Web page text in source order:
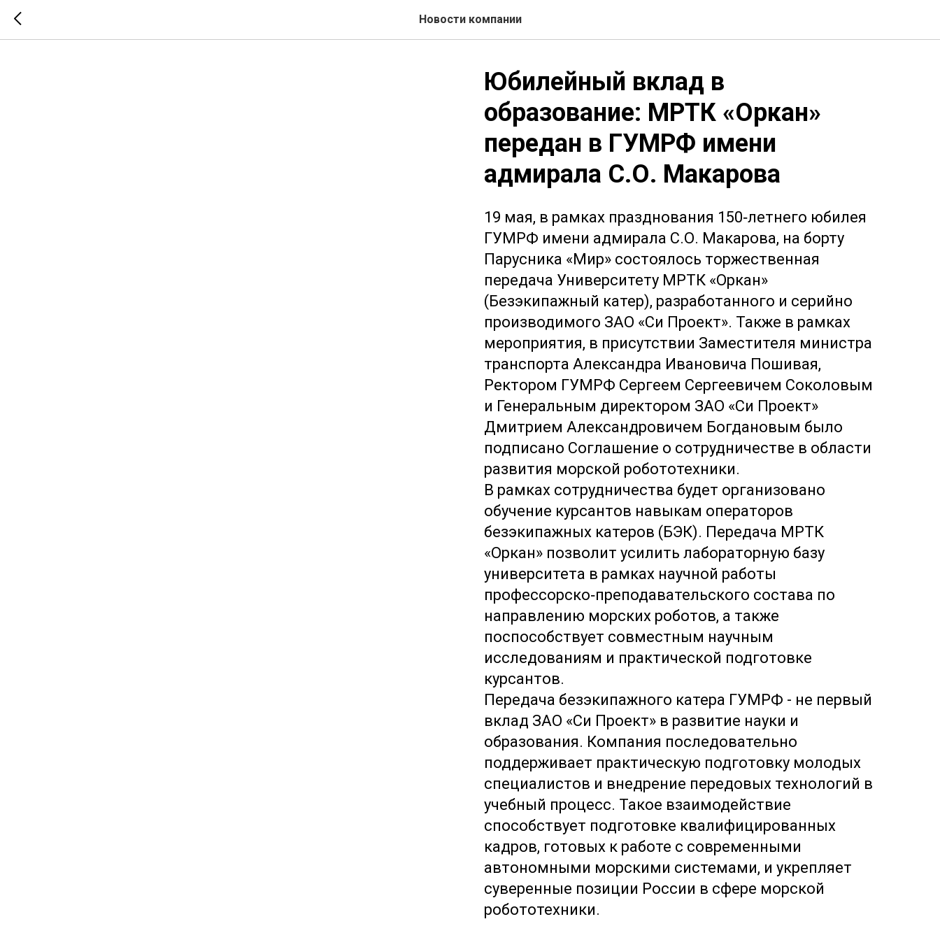
Новости компании
Юбилейный вклад в
образование: МРТК «Оркан»
передан в ГУМРФ имени
адмирала С.О. Макарова
19 мая, в рамках празднования 150‑летнего юбилея
ГУМРФ имени адмирала С.О. Макарова, на борту
Парусника «Мир» состоялось торжественная
передача Университету МРТК «Оркан»
(Безэкипажный катер), разработанного и серийно
производимого ЗАО «Си Проект». Также в рамках
мероприятия, в присутствии Заместителя министра
транспорта Александра Ивановича Пошивая,
Ректором ГУМРФ Сергеем Сергеевичем Соколовым
и Генеральным директором ЗАО «Си Проект»
Дмитрием Александровичем Богдановым было
подписано Соглашение о сотрудничестве в области
развития морской робототехники.
В рамках сотрудничества будет организовано
обучение курсантов навыкам операторов
безэкипажных катеров (БЭК). Передача МРТК
«Оркан» позволит усилить лабораторную базу
университета в рамках научной работы
профессорско‑преподавательского состава по
направлению морских роботов, а также
поспособствует совместным научным
исследованиям и практической подготовке
курсантов.
Передача безэкипажного катера ГУМРФ - не первый
вклад ЗАО «Си Проект» в развитие науки и
образования. Компания последовательно
поддерживает практическую подготовку молодых
специалистов и внедрение передовых технологий в
учебный процесс. Такое взаимодействие
способствует подготовке квалифицированных
кадров, готовых к работе с современными
автономными морскими системами, и укрепляет
суверенные позиции России в сфере морской
робототехники.